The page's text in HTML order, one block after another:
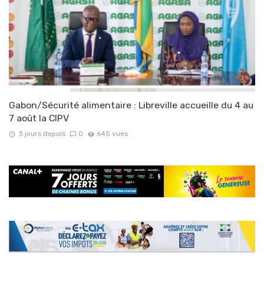
Gabon/Sécurité alimentaire : Libreville accueille du 4 au
7 août la CIPV
3 jours depuis 0 645 vues